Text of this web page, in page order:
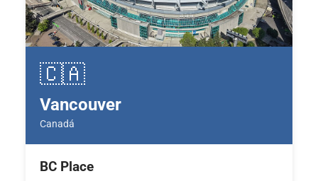
🇨🇦
Vancouver
Canadá
BC Place